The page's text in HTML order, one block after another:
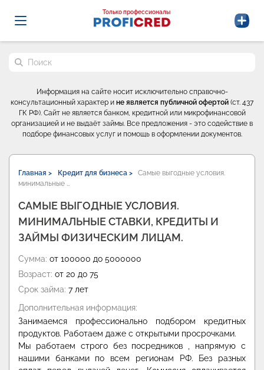
Probrokery - Только профессионалы
Только профессионалы
Поиск по сайту
Информация на сайте носит исключительно справочно-
консультационный характер и не является публичной офертой (ст. 437
ГК РФ). Сайт не является банком, кредитной или микрофинансовой
организацией и не выдаёт займы. Все предложения - это содействие в
подборе финансовых услуг и помощь в оформлении документов.
Главная > Кредит для бизнеса >
Самые выгодные условия.
минимальные …
САМЫЕ ВЫГОДНЫЕ УСЛОВИЯ.
МИНИМАЛЬНЫЕ СТАВКИ, КРЕДИТЫ И
ЗАЙМЫ ФИЗИЧЕСКИМ ЛИЦАМ.
Сумма: от 100000 до 5000000
Возраст: от 20 до 75
Срок займа: 7 лет
Дополнительная информация:
Занимаемся профессионально подбором кредитных
продуктов. Работаем даже с открытыми просрочками.
Мы работаем строго без посредников , напрямую с
нашими банками по всем регионам РФ. Без разных